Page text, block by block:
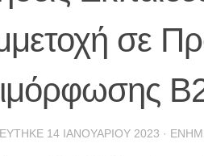
σε
14 ΙΑΝΟΥΑΡΊΟΥ 2023 ·